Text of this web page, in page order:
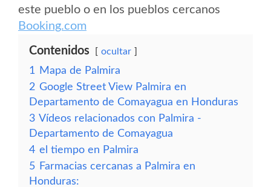
este pueblo o en los pueblos cercanos
Booking.com
Contenidos ocultar
1
Mapa de Palmira
2 Google Street View Palmira en
Departamento de Comayagua en Honduras
3 Vídeos relacionados con Palmira -
Departamento de Comayagua
4 el tiempo en Palmira
5 Farmacias cercanas a Palmira en
Honduras: